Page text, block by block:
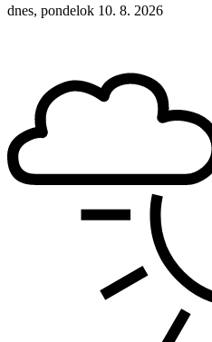
dnes, pondelok 10. 8. 2026